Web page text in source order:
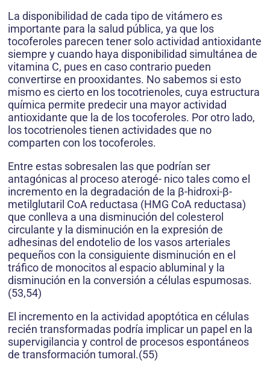
La disponibilidad de cada tipo de vitámero es
importante para la salud pública, ya que los
tocoferoles parecen tener solo actividad antioxidante
siempre y cuando haya disponibilidad simultánea de
vitamina C, pues en caso contrario pueden
convertirse en prooxidantes. No sabemos si esto
mismo es cierto en los tocotrienoles, cuya estructura
química permite predecir una mayor actividad
antioxidante que la de los tocoferoles. Por otro lado,
los tocotrienoles tienen actividades que no
comparten con los tocoferoles.
Entre estas sobresalen las que podrían ser
antagónicas al proceso aterogé- nico tales como el
incremento en la degradación de la β-hidroxi-β-
metilglutaril CoA reductasa (HMG CoA reductasa)
que conlleva a una disminución del colesterol
circulante y la disminución en la expresión de
adhesinas del endotelio de los vasos arteriales
pequeños con la consiguiente disminución en el
tráfico de monocitos al espacio abluminal y la
disminución en la conversión a células espumosas.
(53,54)
El incremento en la actividad apoptótica en células
recién transformadas podría implicar un papel en la
supervigilancia y control de procesos espontáneos
de transformación tumoral.(55)